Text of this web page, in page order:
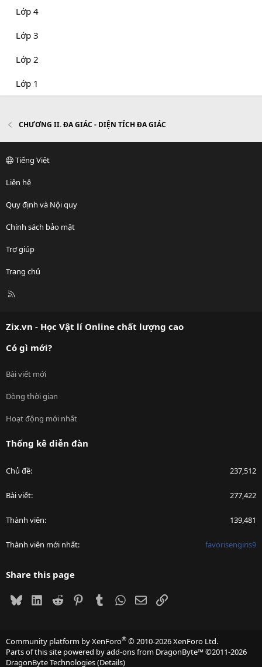
Lớp 4
Lớp 3
Lớp 2
Lớp 1
CHƯƠNG II. ĐA GIÁC - DIỆN TÍCH ĐA GIÁC
Tiếng Việt
Liên hệ
Quy định và Nội quy
Chính sách bảo mật
Trợ giúp
Trang chủ
R
Zix.vn - Học Vật lí Online chất lượng cao
Có gì mới?
Bài viết mới
Dòng thời gian
Hoạt động mới nhất
Thống kê diễn đàn
Chủ đề 237,512
Bài viết 277,422
Thành viên 139,481
Thành viên mới nhất favorisengiris9
Share this page
BlueskyLinkedIn
Reddit PinterestTumblrWhatsApp
EmailLink
Community platform by XenForo® © 2010-2026 XenForo Ltd.
Parts of this site powered byadd-ons from DragonByte™©2011-2026
DragonByte Technologies(Details)